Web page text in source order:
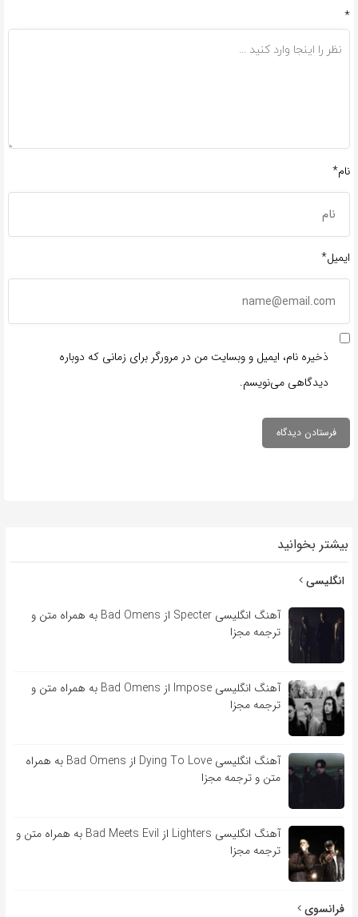
*
نام*
ایمیل*
ذخیره نام، ایمیل و وبسایت من در مرورگر برای زمانی که دوباره
دیدگاهی می‌نویسم.
بیشتر بخوانید
انگلیسی
آهنگ انگلیسی Specter از Bad Omens به همراه متن و
ترجمه مجزا
آهنگ انگلیسی Impose از Bad Omens به همراه متن و
ترجمه مجزا
آهنگ انگلیسی Dying To Love از Bad Omens به همراه
متن و ترجمه مجزا
آهنگ انگلیسی Lighters از Bad Meets Evil به همراه متن و
ترجمه مجزا
فرانسوی